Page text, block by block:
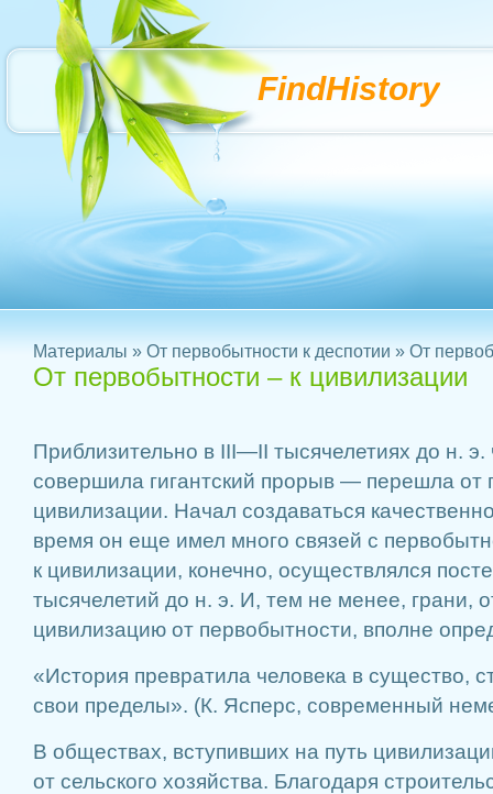
FindHistory
Материалы » От первобытности к деспотии » От
От первобытности – к цивилизации
Приблизительно в III—II тысячелетиях до н. э.
совершила гигантский прорыв — перешла от
цивилизации. Начал создаваться
время он еще имел много связей с
к цивилизации, конечно, осуществлялся
тысячелетий до н. э. И, тем не менее, грани,
цивилизацию от первобытности, вполне
«История превратила человека в существо,
свои пределы». (К. Ясперс, современный
В обществах, вступивших на путь
от сельского хозяйства. Благодаря